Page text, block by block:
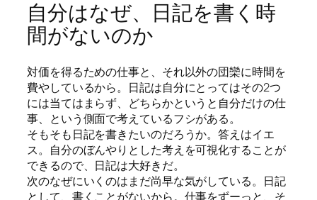
自分はなぜ、日記を書く時
間がないのか
対価を得るための仕事と、それ以外の団欒に時間を
費やしているから。日記は自分にとってはその2つ
には当てはまらず、どちらかというと自分だけの仕
事、という側面で考えているフシがある。
そもそも日記を書きたいのだろうか。答えはイエ
ス。自分のぼんやりとした考えを可視化することが
できるので、日記は大好きだ。
次のなぜにいくのはまだ尚早な気がしている。日記
として、書くことがないから。仕事をずーっと、そ